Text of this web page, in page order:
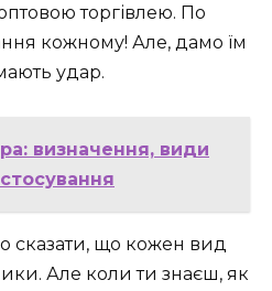
торгівлею. По
кожному! Але, дамо їм
удар.
визначення, види
сказати, що кожен вид
Але коли ти знаєш, як